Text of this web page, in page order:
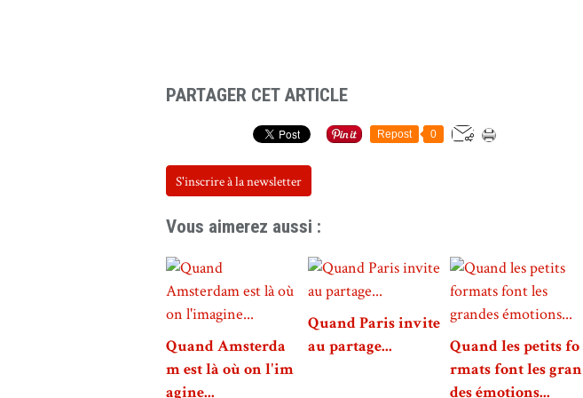
PARTAGER CET ARTICLE
Repost 0
S'inscrire à la newsletter
Vous aimerez aussi :
Quand Amsterda
m est là où on l'im
agine...
Quand Paris invite
au partage...
Quand les petits fo
rmats font les gran
des émotions...